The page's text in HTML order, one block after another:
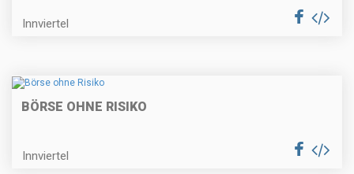
Innviertel
BÖRSE OHNE RISIKO
Innviertel